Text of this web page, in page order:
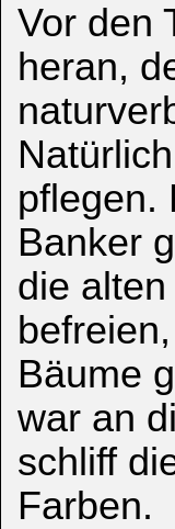
Vor den
heran,
pflegen.
Banker
die
Bäume
war an
schliff
Farben.